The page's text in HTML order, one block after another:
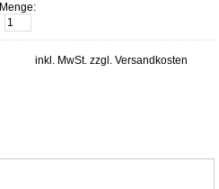
Menge:
inkl. MwSt. zzgl. Versandkosten